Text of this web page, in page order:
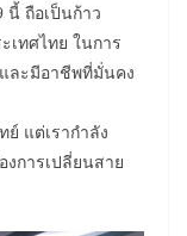
ถือเป็นก้าว
ทศไทย ในการ
ละมีอาชีพที่มั่นคง
แต่เรากำลัง
การเปลี่ยนสาย